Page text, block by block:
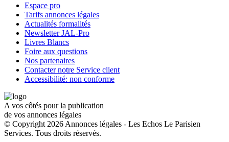
Espace pro
Tarifs annonces légales
Actualités formalités
Newsletter JAL-Pro
Livres Blancs
Foire aux questions
Nos partenaires
Contacter notre Service client
Accessibilité: non conforme
A vos côtés pour la publication
de vos annonces légales
© Copyright 2026 Annonces légales - Les Echos Le Parisien
Services. Tous droits réservés.